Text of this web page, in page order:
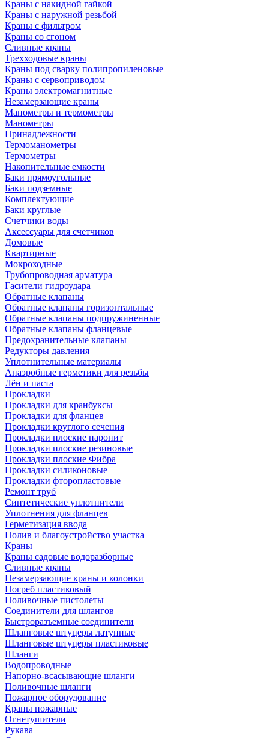
Краны с накидной гайкой
Краны с наружной резьбой
Краны с фильтром
Краны со сгоном
Сливные краны
Трехходовые краны
Краны под сварку полипропиленовые
Краны с сервоприводом
Краны электромагнитные
Незамерзающие краны
Манометры и термометры
Манометры
Принадлежности
Термоманометры
Термометры
Накопительные емкости
Баки прямоугольные
Баки подземные
Комплектующие
Баки круглые
Счетчики воды
Аксессуары для счетчиков
Домовые
Квартирные
Мокроходные
Трубопроводная арматура
Гасители гидроудара
Обратные клапаны
Обратные клапаны горизонтальные
Обратные клапаны подпружиненные
Обратные клапаны фланцевые
Предохранительные клапаны
Редукторы давления
Уплотнительные материалы
Анаэробные герметики для резьбы
Лён и паста
Прокладки
Прокладки для кранбуксы
Прокладки для фланцев
Прокладки круглого сечения
Прокладки плоские паронит
Прокладки плоские резиновые
Прокладки плоские Фибра
Прокладки силиконовые
Прокладки фторопластовые
Ремонт труб
Синтетические уплотнители
Уплотнения для фланцев
Герметизация ввода
Полив и благоустройство участка
Краны
Краны садовые водоразборные
Сливные краны
Незамерзающие краны и колонки
Погреб пластиковый
Поливочные пистолеты
Соединители для шлангов
Быстроразъемные соединители
Шланговые штуцеры латунные
Шланговые штуцеры пластиковые
Шланги
Водопроводные
Напорно-всасывающие шланги
Поливочные шланги
Пожарное оборудование
Краны пожарные
Огнетушители
Рукава